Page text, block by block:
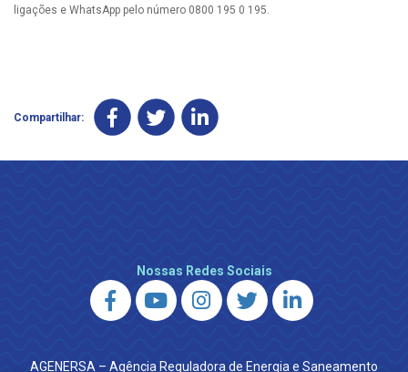
ligações e WhatsApp pelo número 0800 195 0 195.
Compartilhar:
Nossas Redes Sociais
AGENERSA – Agência Reguladora de Energia e Saneamento